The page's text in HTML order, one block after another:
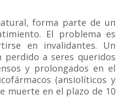
forma parte de un
El problema es
en invalidantes. Un
perdido a seres queridos
y prolongados en el
(ansiolíticos y
muerte en el plazo de 10